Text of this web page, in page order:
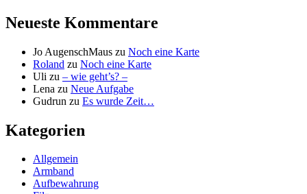
Neueste Kommentare
Jo AugenschMaus zu Noch eine Karte
Roland zu Noch eine Karte
Uli zu – wie geht’s? –
Lena zu Neue Aufgabe
Gudrun zu Es wurde Zeit…
Kategorien
Allgemein
Armband
Aufbewahrung